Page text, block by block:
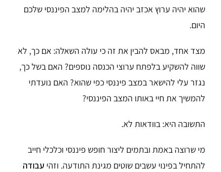
שהוא יהיה ערוץ אכזב יהיה בהלימה למצב הפיננסי שלכם
היום.
מצד אחד, מבאס להבין את זה כי עולה השאלה:אם כך, לא
שווה להשקיע בלפתח ערוצי הכנסה נוספים? האם בשל כך,
נגזר עלי להישאר במצב פיננסי כפי שהוא? האם נועדתי
להמשיך את חיי באותו המצב הפיננסי?
התשובה היא: בוודאות לא.
מי שרוצה באמת ובתמים ליצור חופש פיננסי וכלכלי חייב
להתחיל בפינוי עשבים שוטים מגינת התודעה. וזהי עבודה